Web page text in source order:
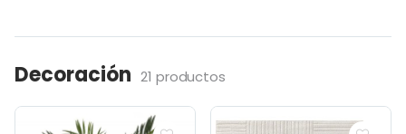
Decoración 21 productos